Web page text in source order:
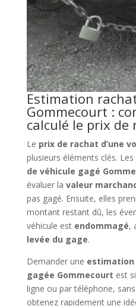
Estimation
Gommecourt :
calculé le prix de
Le prix de rachat d’une
plusieurs éléments clés. Les
de véhicule gagé
évaluer la valeur
pas gagé. Ensuite, elles
montant restant dû, les
véhicule est endommagé,
levée du gage.
Demander une estimation
gagée Gommecourt est
ligne ou par téléphone,
obtenez rapidement une